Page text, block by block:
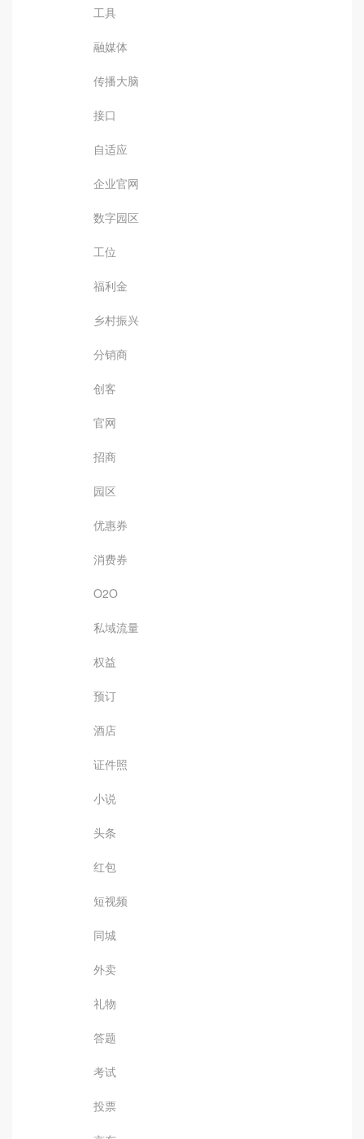
工具
融媒体
传播大脑
接口
自适应
企业官网
数字园区
工位
福利金
乡村振兴
分销商
创客
官网
招商
园区
优惠券
消费券
O2O
私域流量
权益
预订
酒店
证件照
小说
头条
红包
短视频
同城
外卖
礼物
答题
考试
投票